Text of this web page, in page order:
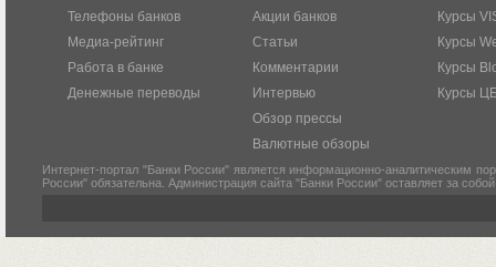
Телефоны банков
Медиа-рейтинг
Работа в банке
Денежные переводы
Акции банков
Статьи
Комментарии
Интервью
Обзор прессы
Валютные обзоры
Курсы
Курсы
Курсы
Курсы
Интернет-портал "Банки России" является информационно-аналитическим
России" обязательна. Администрация сайта "Банки России" оставляет за